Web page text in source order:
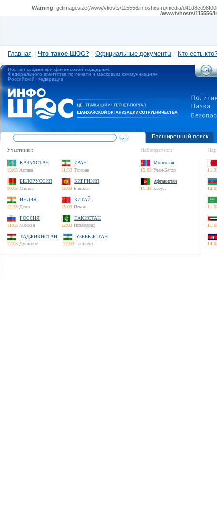
Warning: getimagesize(/www/vhosts/115556/infoshos.ru/media/
/www/vhosts/
Главная Что такое ШОС? Официальные документы Кто есть кто?
Портал создан при финансовой поддержке
Федерального агентства по печати и массовым коммуникациям
Российской Федерации
Расширенный поиск
Участники:
КАЗАХСТАН
13:03 Астана
ИРАН
11:33 Тегеран
БЕЛОРУССИЯ
10:03 Минск
КИРГИЗИЯ
13:03 Бишкек
ИНДИЯ
12:33 Дели
КИТАЙ
15:03 Пекин
РОССИЯ
11:03 Москва
ПАКИСТАН
12:03 Исламабад
ТАДЖИКИСТАН
12:03 Душанбе
УЗБЕКИСТАН
12:03 Ташкент
Наблюдатели:
Монголия
15:03 Улан-Батор
Афганистан
11:33 Кабул